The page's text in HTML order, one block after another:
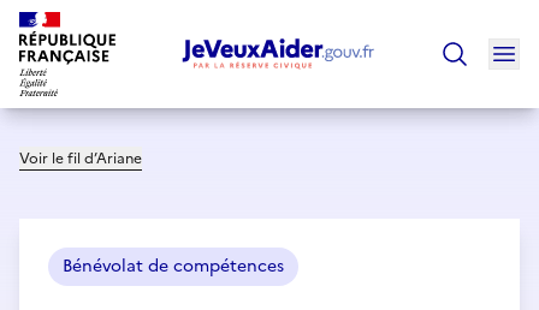
Voir le fil d’Ariane
Bénévolat de compétences